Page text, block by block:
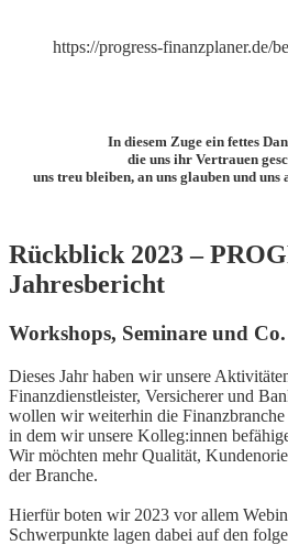
https://progress-finanzplaner.de/
In diesem Zuge ein fettes
die uns ihr Vertrauen
uns treu bleiben, an uns glauben und uns
Rückblick 2023 –
Jahresbericht
Workshops, Seminare und Co.
Dieses Jahr haben wir unsere
Finanzdienstleister, Versicherer und
wollen wir weiterhin die
in dem wir unsere Kolleg:innen
Wir möchten mehr Qualität,
der Branche.
Hierfür boten wir 2023 vor allem
Schwerpunkte lagen dabei auf den